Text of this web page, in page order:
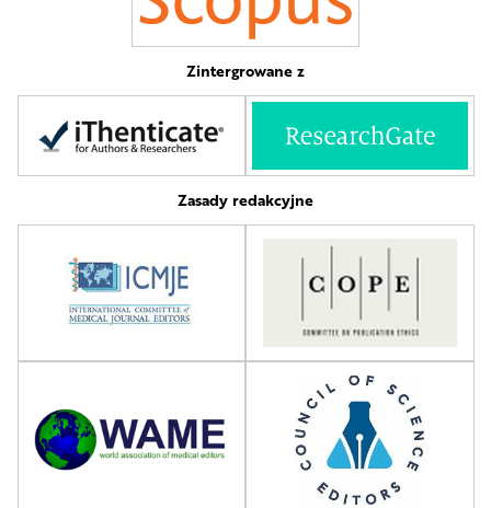
Zintergrowane z
Zasady redakcyjne